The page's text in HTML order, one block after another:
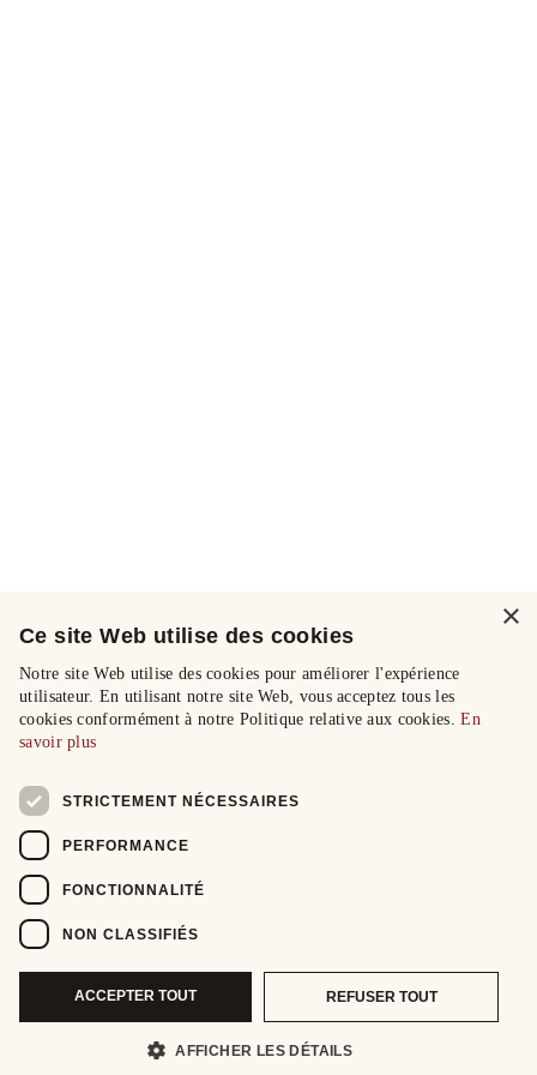
×
Ce site Web utilise des cookies
Notre site Web utilise des cookies pour améliorer l'expérience
utilisateur. En utilisant notre site Web, vous acceptez tous les
cookies conformément à notre Politique relative aux cookies.En
savoir plus
STRICTEMENT NÉCESSAIRES
PERFORMANCE
FONCTIONNALITÉ
NON CLASSIFIÉS
ACCEPTER TOUT REFUSER TOUT
AFFICHER LES DÉTAILS